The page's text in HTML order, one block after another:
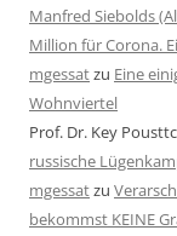
Manfred Siebolds
Million für Corona.
mgessatzu Eine
Wohnviertel
Prof. Dr. Key
russische
mgessatzu
bekommst KEINE